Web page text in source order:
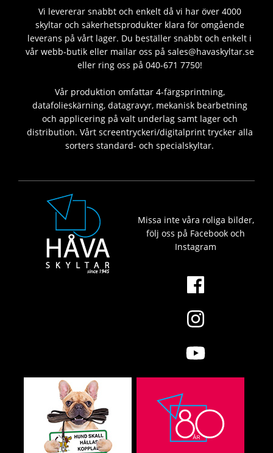
Vi levererar snabbt och enkelt då vi har över 4000
skyltar och säkerhetsprodukter klara för omgående
leverans på vårt lager. Du beställer snabbt och enkelt i
vår webb-butik eller mailar oss på sales@havaskyltar.se
eller ring oss på 040-671 7750!
Vår produktion omfattar 4-färgsprintning,
datafolieskärning, datagravyr, mekanisk bearbetning
och applicering på valt underlag samt lager och
distribution. Vårt screentryckeri/digitalprint trycker alla
sorters standard- och specialskyltar.
Missa inte våra roliga bilder,
följ oss på Facebook och
Instagram